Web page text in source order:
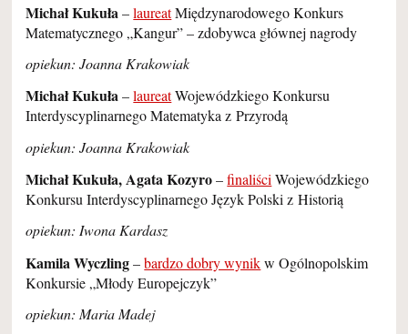
Michał Kukuła –laureatMiędzynarodowego Konkurs
Matematycznego „Kangur” – zdobywca głównej nagrody
opiekun: Joanna Krakowiak
Michał Kukuła–laureatWojewódzkiego Konkursu
Interdyscyplinarnego Matematyka z Przyrodą
opiekun: Joanna Krakowiak
Michał Kukuła, Agata Kozyro–finaliści Wojewódzkiego
Konkursu Interdyscyplinarnego Język Polski z Historią
opiekun: Iwona Kardasz
Kamila Wyczling–bardzo dobry wynikw Ogólnopolskim
Konkursie „Młody Europejczyk”
opiekun: Maria Madej